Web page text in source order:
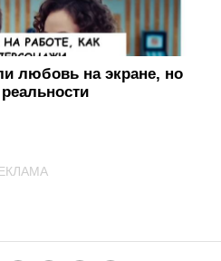
любовь на экране, но